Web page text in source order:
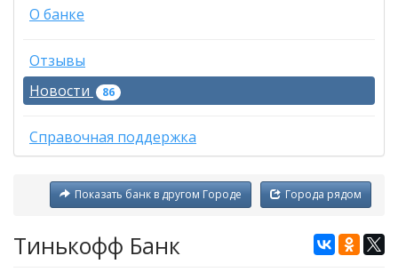
О банке
Отзывы
Новости
86
Справочная поддержка
Города рядом
Показать банк в другом Городе
Тинькофф Банк